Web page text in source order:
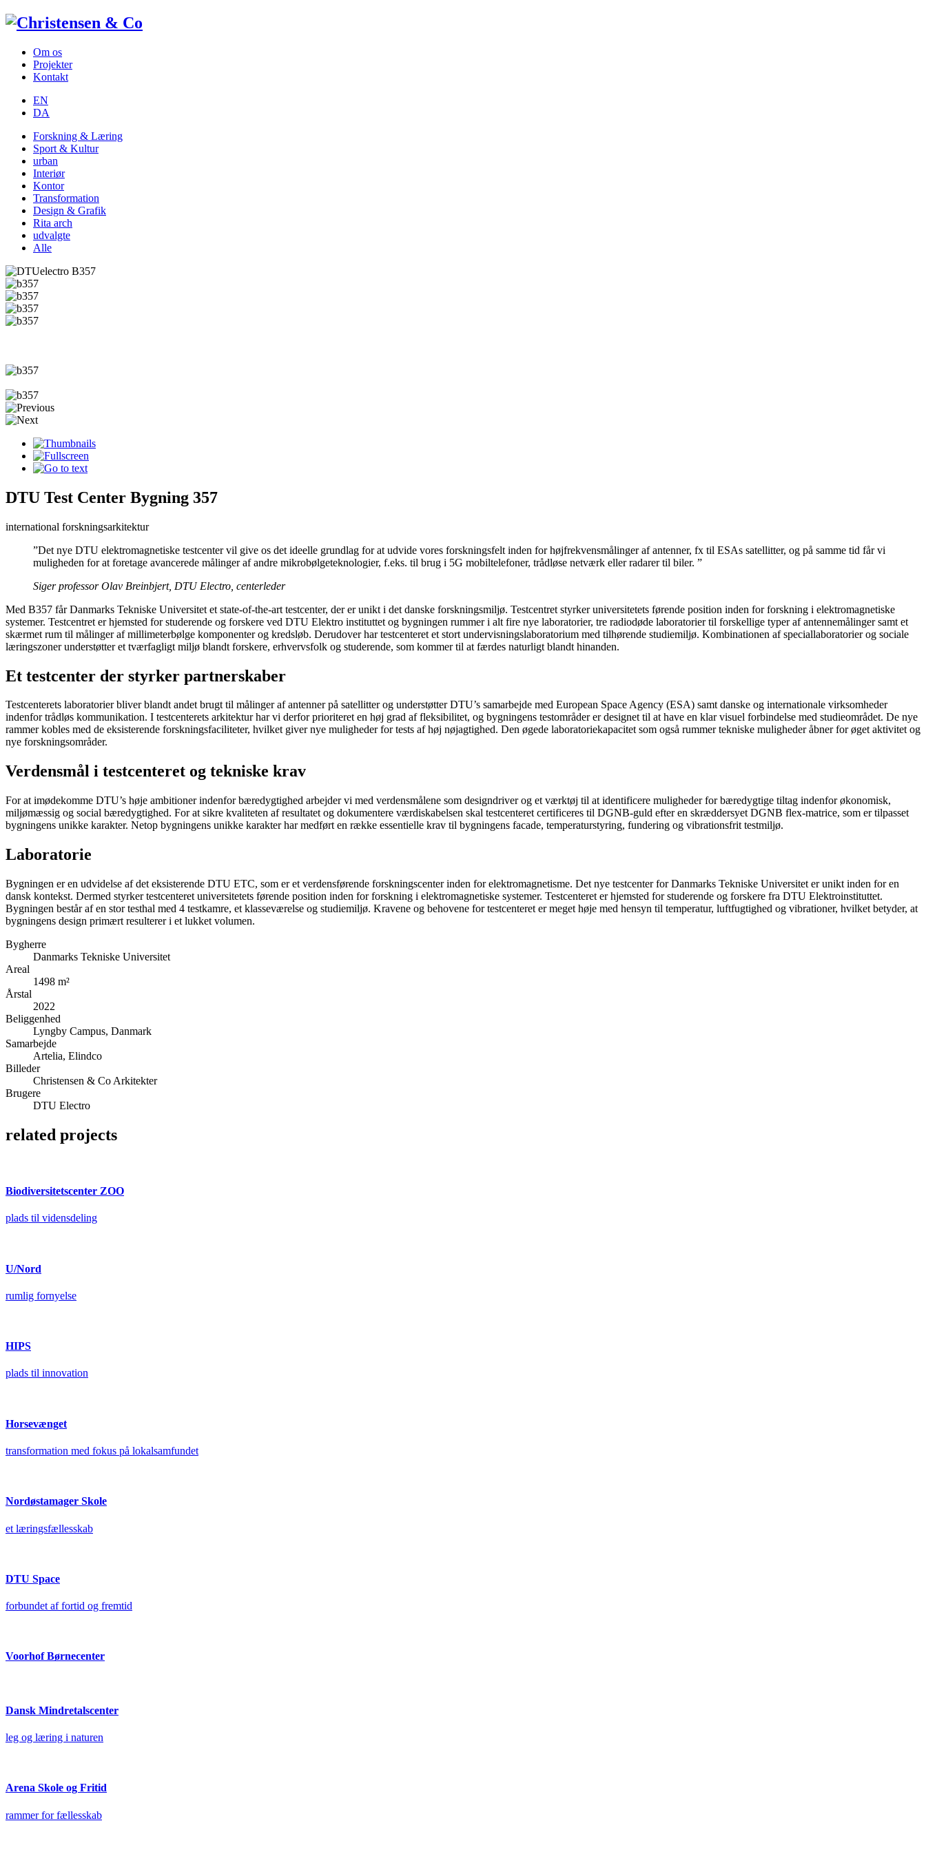
Om os
Projekter
Kontakt
EN
DA
Forskning & Læring
Sport & Kultur
urban
Interiør
Kontor
Transformation
Design & Grafik
Rita arch
udvalgte
Alle
DTU Test Center Bygning 357
international forskningsarkitektur
”Det nye DTU elektromagnetiske testcenter vil give os det ideelle grundlag for at udvide vores forskningsfelt inden for højfrekvensmålinger af antenner, fx til ESAs satellitter, og på samme tid får vi
muligheden for at foretage avancerede målinger af andre mikrobølgeteknologier, f.eks. til brug i 5G mobiltelefoner, trådløse netværk eller radarer til biler. ”
Siger professor Olav Breinbjert, DTU Electro, centerleder
Med B357 får Danmarks Tekniske Universitet et state-of-the-art testcenter, der er unikt i det danske forskningsmiljø. Testcentret styrker universitetets førende position inden for forskning i elektromagnetiske
systemer. Testcentret er hjemsted for studerende og forskere ved DTU Elektro instituttet og bygningen rummer i alt fire nye laboratorier, tre radiodøde laboratorier til forskellige typer af antennemålinger samt et
skærmet rum til målinger af millimeterbølge komponenter og kredsløb. Derudover har testcenteret et stort undervisningslaboratorium med tilhørende studiemiljø. Kombinationen af speciallaboratorier og sociale
læringszoner understøtter et tværfagligt miljø blandt forskere, erhvervsfolk og studerende, som kommer til at færdes naturligt blandt hinanden.
Et testcenter der styrker partnerskaber
Testcenterets laboratorier bliver blandt andet brugt til målinger af antenner på satellitter og understøtter DTU’s samarbejde med European Space Agency (ESA) samt danske og internationale virksomheder
indenfor trådløs kommunikation. I testcenterets arkitektur har vi derfor prioriteret en høj grad af fleksibilitet, og bygningens testområder er designet til at have en klar visuel forbindelse med studieområdet. De nye
rammer kobles med de eksisterende forskningsfaciliteter, hvilket giver nye muligheder for tests af høj nøjagtighed. Den øgede laboratoriekapacitet som også rummer tekniske muligheder åbner for øget aktivitet og
nye forskningsområder.
Verdensmål i testcenteret og tekniske krav
For at imødekomme DTU’s høje ambitioner indenfor bæredygtighed arbejder vi med verdensmålene som designdriver og et værktøj til at identificere muligheder for bæredygtige tiltag indenfor økonomisk,
miljømæssig og social bæredygtighed. For at sikre kvaliteten af resultatet og dokumentere værdiskabelsen skal testcenteret certificeres til DGNB-guld efter en skræddersyet DGNB flex-matrice, som er tilpasset
bygningens unikke karakter. Netop bygningens unikke karakter har medført en række essentielle krav til bygningens facade, temperaturstyring, fundering og vibrationsfrit testmiljø.
Laboratorie
Bygningen er en udvidelse af det eksisterende DTU ETC, som er et verdensførende forskningscenter inden for elektromagnetisme. Det nye testcenter for Danmarks Tekniske Universitet er unikt inden for en
dansk kontekst. Dermed styrker testcenteret universitetets førende position inden for forskning i elektromagnetiske systemer. Testcenteret er hjemsted for studerende og forskere fra DTU Elektroinstituttet.
Bygningen består af en stor testhal med 4 testkamre, et klasseværelse og studiemiljø. Kravene og behovene for testcenteret er meget høje med hensyn til temperatur, luftfugtighed og vibrationer, hvilket betyder, at
bygningens design primært resulterer i et lukket volumen.
Bygherre
Danmarks Tekniske Universitet
Areal
1498 m²
Årstal
2022
Beliggenhed
Lyngby Campus, Danmark
Samarbejde
Artelia, Elindco
Billeder
Christensen & Co Arkitekter
Brugere
DTU Electro
related projects
Biodiversitetscenter ZOO
plads til vidensdeling
U/Nord
rumlig fornyelse
HIPS
plads til innovation
Horsevænget
transformation med fokus på lokalsamfundet
Nordøstamager Skole
et læringsfællesskab
DTU Space
forbundet af fortid og fremtid
Voorhof Børnecenter
Dansk Mindretalscenter
leg og læring i naturen
Arena Skole og Fritid
rammer for fællesskab